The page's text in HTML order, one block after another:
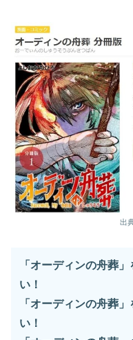
出
「オーディンの舟葬
い！
「オーディンの舟葬
い！